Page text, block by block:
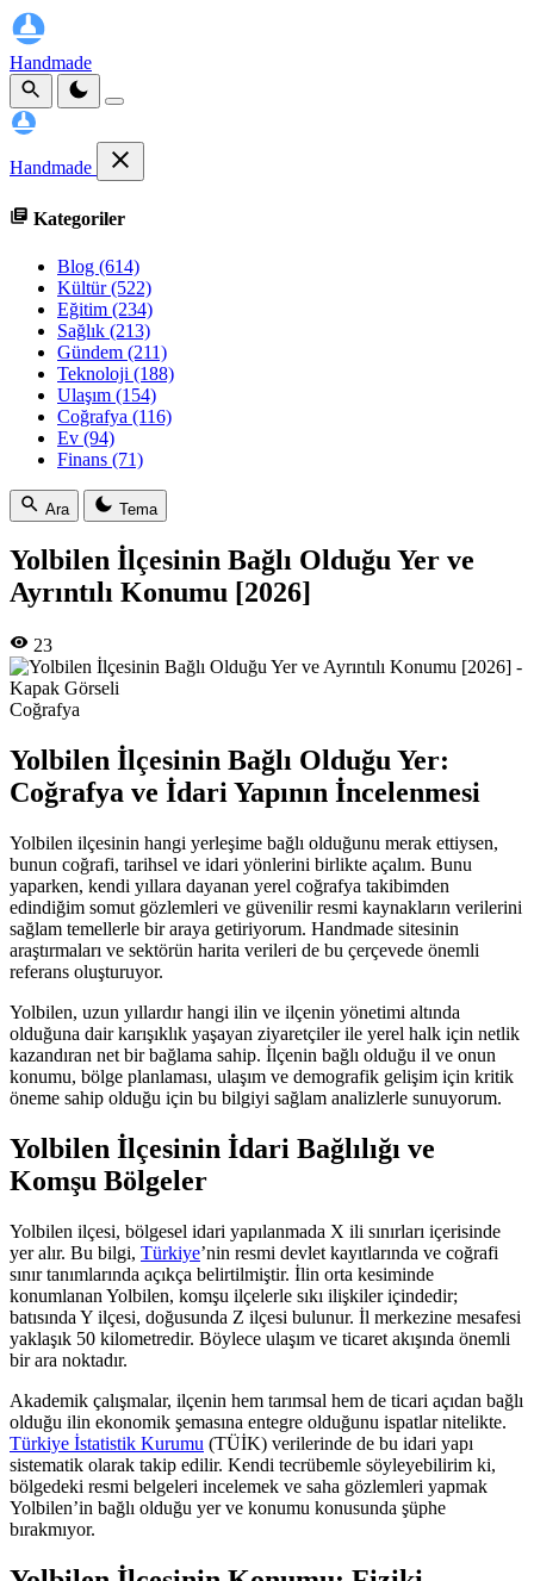
Handmade
Handmade
Kategoriler
Blog (614)
Kültür(522)
Eğitim (234)
Sağlık (213)
Gündem (211)
Teknoloji (188)
Ulaşım (154)
Coğrafya (116)
Ev (94)
Finans (71)
Ara Tema
Yolbilen İlçesinin Bağlı Olduğu Yer ve
Ayrıntılı Konumu [2026]
23
Coğrafya
Yolbilen İlçesinin Bağlı Olduğu Yer:
Coğrafya ve İdari Yapının İncelenmesi
Yolbilen ilçesinin hangi yerleşime bağlı olduğunu merak ettiysen,
bunun coğrafi, tarihsel ve idari yönlerini birlikte açalım. Bunu
yaparken, kendi yıllara dayanan yerel coğrafya takibimden
edindiğim somut gözlemleri ve güvenilir resmi kaynakların verilerini
sağlam temellerle bir araya getiriyorum. Handmade sitesinin
araştırmaları ve sektörün harita verileri de bu çerçevede önemli
referans oluşturuyor.
Yolbilen, uzun yıllardır hangi ilin ve ilçenin yönetimi altında
olduğuna dair karışıklık yaşayan ziyaretçiler ile yerel halk için netlik
kazandıran net bir bağlama sahip. İlçenin bağlı olduğu il ve onun
konumu, bölge planlaması, ulaşım ve demografik gelişim için kritik
öneme sahip olduğu için bu bilgiyi sağlam analizlerle sunuyorum.
Yolbilen İlçesinin İdari Bağlılığı ve
Komşu Bölgeler
Yolbilen ilçesi, bölgesel idari yapılanmada X ili sınırları içerisinde
yer alır. Bu bilgi, Türkiye’nin resmi devlet kayıtlarında ve coğrafi
sınır tanımlarında açıkça belirtilmiştir. İlin orta kesiminde
konumlanan Yolbilen, komşu ilçelerle sıkı ilişkiler içindedir;
batısında Y ilçesi, doğusunda Z ilçesi bulunur. İl merkezine mesafesi
yaklaşık 50 kilometredir. Böylece ulaşım ve ticaret akışında önemli
bir ara noktadır.
Akademik çalışmalar, ilçenin hem tarımsal hem de ticari açıdan bağlı
olduğu ilin ekonomik şemasına entegre olduğunu ispatlar nitelikte.
Türkiye İstatistik Kurumu (TÜİK) verilerinde de bu idari yapı
sistematik olarak takip edilir. Kendi tecrübemle söyleyebilirim ki,
bölgedeki resmi belgeleri incelemek ve saha gözlemleri yapmak
Yolbilen’in bağlı olduğu yer ve konumu konusunda şüphe
bırakmıyor.